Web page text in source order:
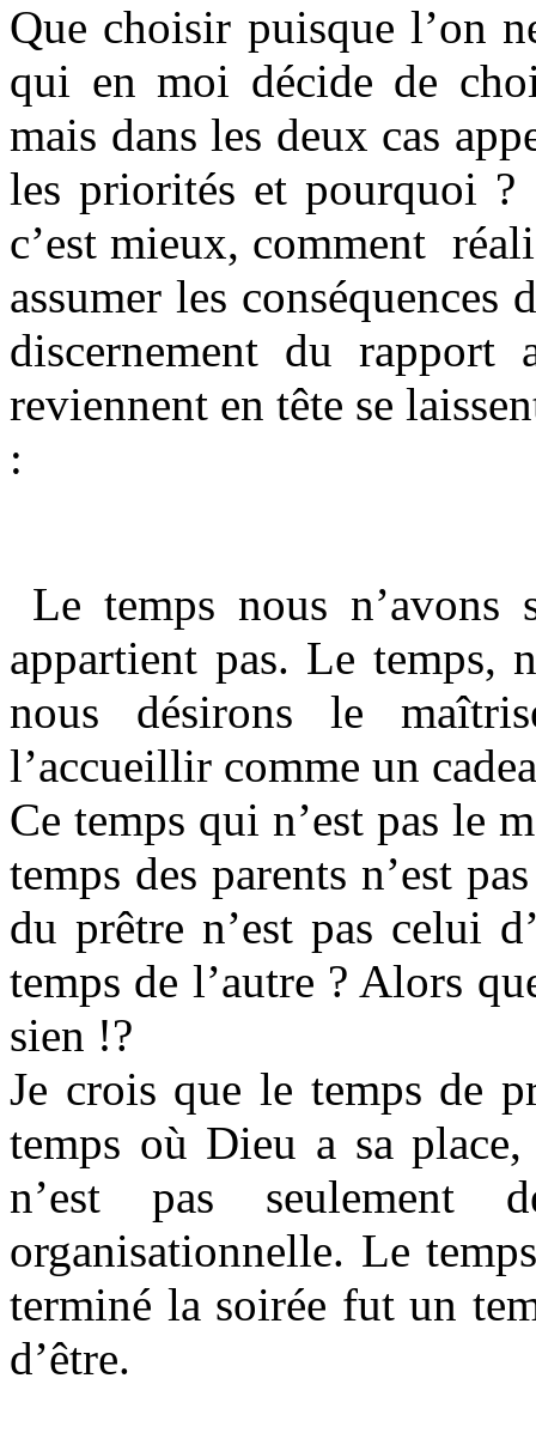
Que choisir puisque l’on
qui en moi décide de
mais dans les deux cas
les priorités et pourquoi ?
c’est mieux, comment
assumer les
discernement du
reviennent en tête se
:
Le temps nous
appartient pas. Le
nous désirons le
l’accueillir comme un
Ce temps qui n’est pas le
temps des parents n’est
du prêtre n’est pas celui
temps de l’autre ? Alors
sien !?
Je crois que le temps de
temps où Dieu a sa
n’est pas seulement
organisationnelle. Le
terminé la soirée fut un
d’être.